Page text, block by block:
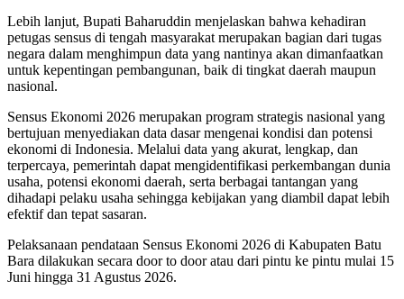
Lebih lanjut, Bupati Baharuddin menjelaskan bahwa kehadiran
petugas sensus di tengah masyarakat merupakan bagian dari tugas
negara dalam menghimpun data yang nantinya akan dimanfaatkan
untuk kepentingan pembangunan, baik di tingkat daerah maupun
nasional.
Sensus Ekonomi 2026 merupakan program strategis nasional yang
bertujuan menyediakan data dasar mengenai kondisi dan potensi
ekonomi di Indonesia. Melalui data yang akurat, lengkap, dan
terpercaya, pemerintah dapat mengidentifikasi perkembangan dunia
usaha, potensi ekonomi daerah, serta berbagai tantangan yang
dihadapi pelaku usaha sehingga kebijakan yang diambil dapat lebih
efektif dan tepat sasaran.
Pelaksanaan pendataan Sensus Ekonomi 2026 di Kabupaten Batu
Bara dilakukan secara door to door atau dari pintu ke pintu mulai 15
Juni hingga 31 Agustus 2026.